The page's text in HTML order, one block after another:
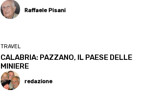
Raffaele Pisani
TRAVEL
CALABRIA: PAZZANO, IL PAESE DELLE
MINIERE
redazione